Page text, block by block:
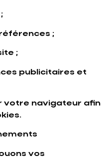
;
;
publicitaires et
votre navigateur afin
vos